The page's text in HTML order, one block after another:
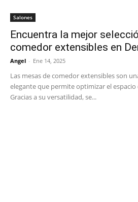
Salones
Encuentra la mejor
comedor extensibles en
Angel - Ene 14, 2025
Las mesas de comedor extensibles son
elegante que permite optimizar el
Gracias a su versatilidad, se...